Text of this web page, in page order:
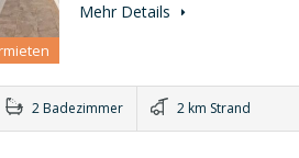
Mehr Details
2 Badezimmer 2 km Strand